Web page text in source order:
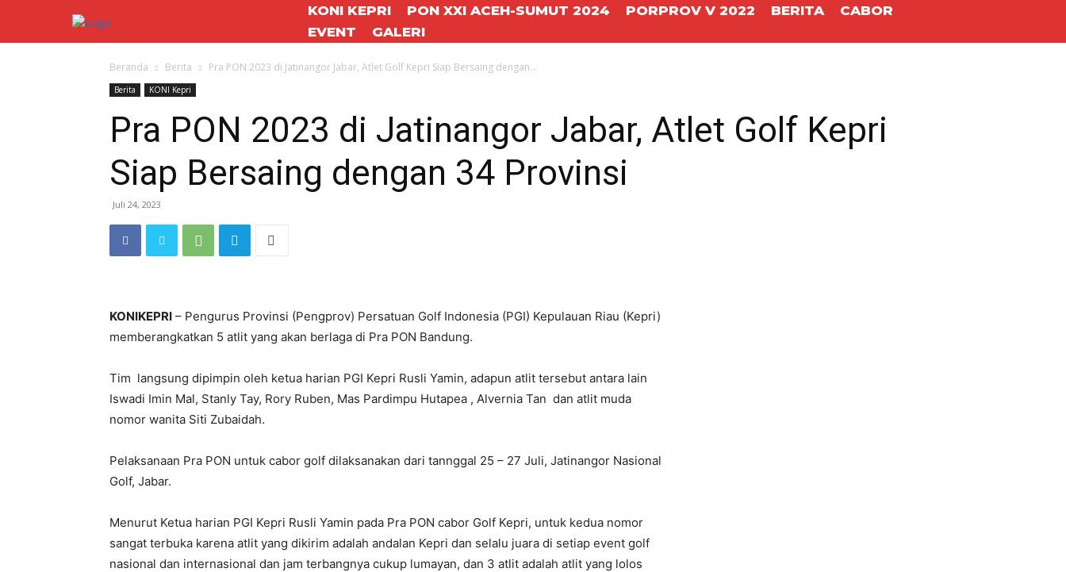
KONI KEPRI PON XXI ACEH-SUMUT 2024 PORPROV V 2022 BERITA
CABOR
EVENT
GALERI
Beranda Berita Pra PON 2023 di Jatinangor Jabar, Atlet Golf Kepri Siap Bersaing dengan...
Berita KONI Kepri
Pra PON 2023 di Jatinangor Jabar, Atlet Golf Kepri
Siap Bersaing dengan 34 Provinsi
Juli 24, 2023
KONIKEPRI – Pengurus Provinsi (Pengprov) Persatuan Golf Indonesia (PGI) Kepulauan Riau (Kepri)
memberangkatkan 5 atlit yang akan berlaga di Pra PON Bandung.
Tim langsung dipimpin oleh ketua harian PGI Kepri Rusli Yamin, adapun atlit tersebut antara lain
Iswadi Imin Mal, Stanly Tay, Rory Ruben, Mas Pardimpu Hutapea , Alvernia Tan dan atlit muda
nomor wanita Siti Zubaidah.
Pelaksanaan Pra PON untuk cabor golf dilaksanakan dari tannggal 25 – 27 Juli, Jatinangor Nasional
Golf, Jabar.
Menurut Ketua harian PGI Kepri Rusli Yamin pada Pra PON cabor Golf Kepri, untuk kedua nomor
sangat terbuka karena atlit yang dikirim adalah andalan Kepri dan selalu juara di setiap event golf
nasional dan internasional dan jam terbangnya cukup lumayan, dan 3 atlit adalah atlit yang lolos